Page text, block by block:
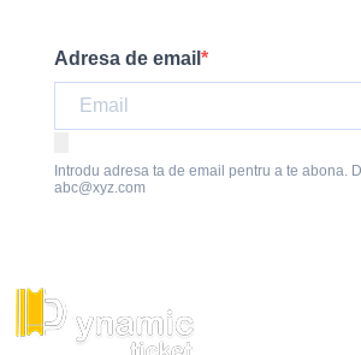
Adresa de email
Introdu adresa ta de email pentru a te abona.
abc@xyz.com